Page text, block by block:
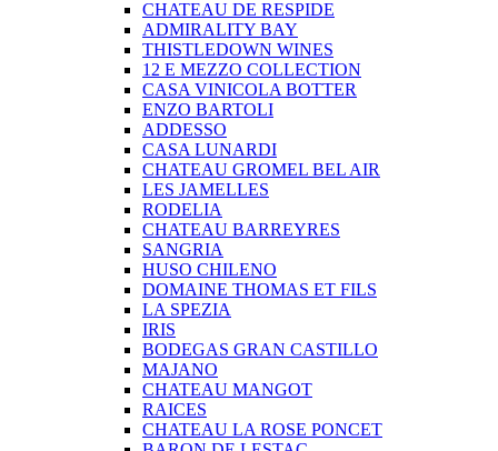
CHATEAU DE RESPIDE
ADMIRALITY BAY
THISTLEDOWN WINES
12 E MEZZO COLLECTION
CASA VINICOLA BOTTER
ENZO BARTOLI
ADDESSO
CASA LUNARDI
CHATEAU GROMEL BEL AIR
LES JAMELLES
RODELIA
CHATEAU BARREYRES
SANGRIA
HUSO CHILENO
DOMAINE THOMAS ET FILS
LA SPEZIA
IRIS
BODEGAS GRAN CASTILLO
MAJANO
CHATEAU MANGOT
RAICES
CHATEAU LA ROSE PONCET